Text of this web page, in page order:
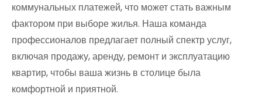
коммунальных платежей, что может стать важным
фактором при выборе жилья. Наша команда
профессионалов предлагает полный спектр услуг,
включая продажу, аренду, ремонт и эксплуатацию
квартир, чтобы ваша жизнь в столице была
комфортной и приятной.